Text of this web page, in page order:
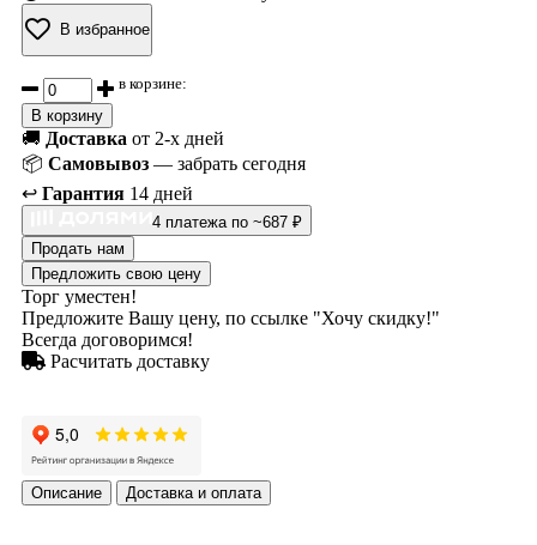
В избранное
в корзине:
В корзину
🚚 Доставка от 2-х дней
📦 Самовывоз — забрать сегодня
↩️ Гарантия 14 дней
4 платежа по ~687 ₽
Продать нам
Предложить свою цену
Торг уместен!
Предложите Вашу цену, по ссылке "Хочу скидку!"
Всегда договоримся!
Расчитать доставку
Описание Доставка и оплата